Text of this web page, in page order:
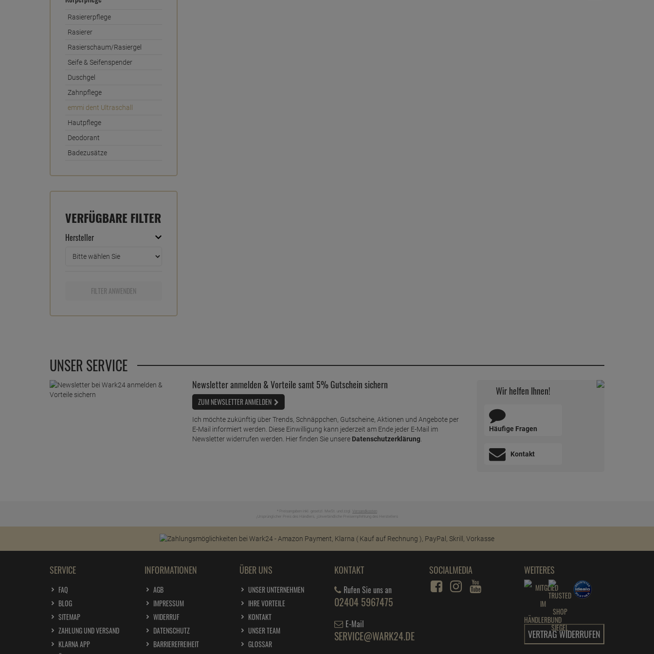
Rasiererpflege
Rasierer
Rasierschaum/Rasiergel
Seife & Seifenspender
Duschgel
Zahnpflege
emmi dent Ultraschall
Hautpflege
Deodorant
Badezusätze
VERFÜGBARE FILTER
Hersteller
FILTER ANWENDEN
UNSER SERVICE
Newsletter anmelden & Vorteile samt 5% Gutschein sichern
ZUM NEWSLETTER ANMELDEN
Ich möchte zukünftig über Trends, Schnäppchen, Gutscheine, Aktionen und Angebote per
E-Mail informiert werden. Diese Einwilligung kann jederzeit am Ende jeder E-Mail im
Newsletter widerrufen werden. Hier finden Sie unsere Datenschutzerklärung.
Wir helfen Ihnen!
Häufige Fragen
Kontakt
* Preisangaben inkl. gesetzl. MwSt. und zzgl. Versandkosten
Ursprünglicher Preis des Händlers, Unverbindliche Preisempfehlung des Herstellers
SERVICE
FAQ
BLOG
SITEMAP
ZAHLUNG UND VERSAND
KLARNA APP
INFORMATIONEN
AGB
IMPRESSUM
WIDERRUF
DATENSCHUTZ
BARRIEREFREIHEIT
ÜBER UNS
UNSER UNTERNEHMEN
IHRE VORTEILE
KONTAKT
UNSER TEAM
GLOSSAR
KONTAKT
Rufen Sie uns an
02404 5967475
E-Mail
SERVICE@WARK24.DE
SOCIALMEDIA WEITERES
VERTRAG WIDERRUFEN